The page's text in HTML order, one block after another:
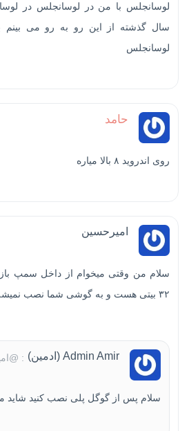
لوسانجلس با من در لوسانجلس در
سال گذشته از این رو به رو می بینم
لوسانجلس
حامد
روی اندروید ۸ بالا میاره
امیرحسین
سلام من وقتی میخوام از داخل سمپ
۳۲ بیتی هست و به گوشی شما نصب نمیشه
Admin Amir (ادمین) :
سلام پس از گوگل پلی نصب کنید شاید